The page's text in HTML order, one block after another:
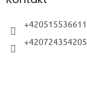
+420515536611
+420724354205